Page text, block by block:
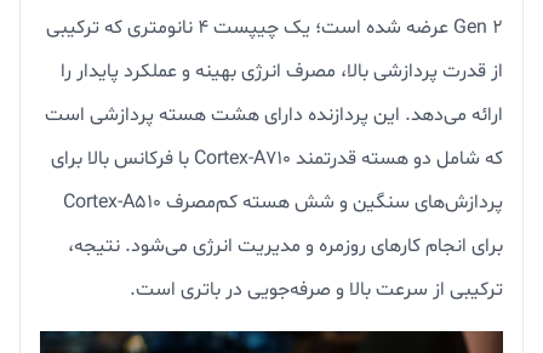
Gen 2 عرضه شده است؛ یک چیپست ۴ نانومتری که ترکیبی
از قدرت پردازشی بالا، مصرف انرژی بهینه و عملکرد پایدار را
ارائه می‌دهد. این پردازنده دارای هشت هسته پردازشی است
که شامل دو هسته قدرتمند Cortex-A710 با فرکانس بالا برای
پردازش‌های سنگین و شش هسته کم‌مصرف Cortex-A510
برای انجام کارهای روزمره و مدیریت انرژی می‌شود. نتیجه،
ترکیبی از سرعت بالا و صرفه‌جویی در باتری است.